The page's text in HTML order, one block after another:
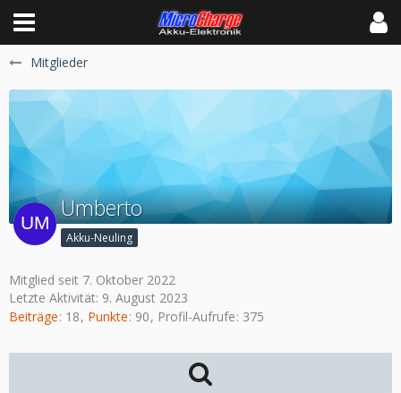
Mitglieder
Umberto
Akku-Neuling
Mitglied seit 7. Oktober 2022
Letzte Aktivität: 9. August 2023
Beiträge 18 Punkte 90 Profil-Aufrufe 375